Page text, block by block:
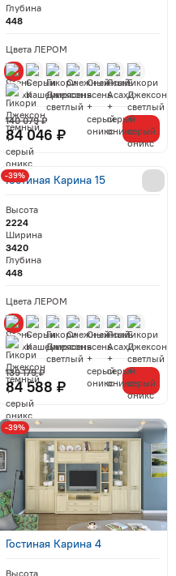
Глубина
448
Цвета ЛЕРОМ
84 046 ₽
140 079 ₽
Гостиная Карина 15
Высота
2224
Ширина
3420
Глубина
448
Цвета ЛЕРОМ
84 588 ₽
139 179 ₽
-39%
Гостиная Карина 4
Высота
-39%